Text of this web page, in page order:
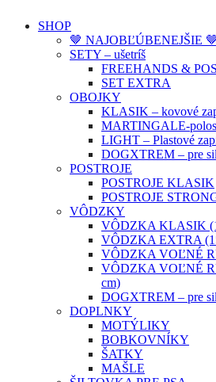
SHOP
🤎 NAJOBĽÚBENEJŠIE 🤎
SETY – ušetríš
FREEHANDS &
SET EXTRA
OBOJKY
KLASIK – kovové
MARTINGALE-
LIGHT – Plastové
DOGXTREM – pre
POSTROJE
POSTROJE KLASIK
POSTROJE
VÔDZKY
VÔDZKA KLASIK
VÔDZKA EXTRA
VÔDZKA VOĽNÉ
VÔDZKA VOĽNÉ
cm)
DOGXTREM – pre
DOPLNKY
MOTÝLIKY
BOBKOVNÍKY
ŠATKY
MAŠLE